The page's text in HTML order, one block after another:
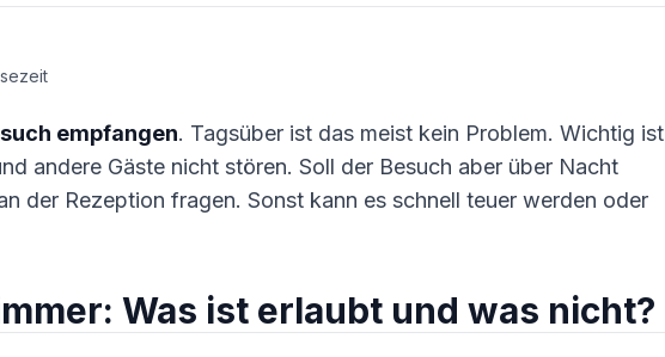
empfangen. Tagsüber ist das meist kein Problem. Wichtig ist
andere Gäste nicht stören. Soll der Besuch aber über Nacht
der Rezeption fragen. Sonst kann es schnell teuer werden oder
Was ist erlaubt und was nicht?